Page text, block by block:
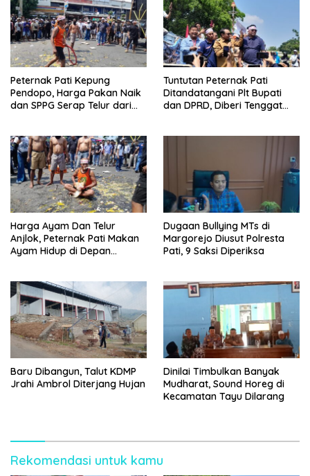
Peternak Pati Kepung
Pendopo, Harga Pakan Naik
dan SPPG Serap Telur dari
Tuntutan Peternak Pati
Ditandatangani Plt Bupati
dan DPRD, Diberi Tenggat
Harga Ayam Dan Telur
Anjlok, Peternak Pati Makan
Ayam Hidup di Depan
Dugaan Bullying MTs di
Margorejo Diusut Polresta
Pati, 9 Saksi Diperiksa
Baru Dibangun, Talut KDMP
Jrahi Ambrol Diterjang Hujan
Dinilai Timbulkan Banyak
Mudharat, Sound Horeg di
Kecamatan Tayu Dilarang
Rekomendasi untuk kamu